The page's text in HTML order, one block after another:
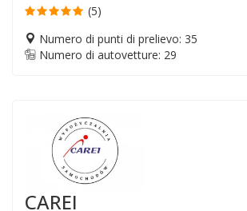
(5)
Numero di punti di prelievo: 35
Numero di autovetture: 29
CAREI